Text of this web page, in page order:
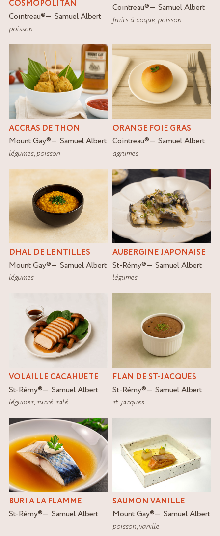
COSMOPOLITAN
Cointreau®
Samuel Albert
poisson
Cointreau®
Samuel Albert
fruits à coque,poisson
ACCRAS DE THON
Mount Gay®
Samuel Albert
légumes,poisson
ORANGE FOIE GRAS
Cointreau®
Samuel Albert
agrumes
DHAL DE LENTILLES
Mount Gay®
Samuel Albert
légumes
AUBERGINE JAPONAISE
St-Rémy®
Samuel Albert
légumes
VOLAILLE CACAHUETE
St-Rémy®
Samuel Albert
légumes,sucré-salé
FLAN DE ST-JACQUES
St-Rémy®
Samuel Albert
st-jacques
BURI A LA FLAMME
St-Rémy® Samuel Albert
SAUMON VANILLE
Mount Gay®
Samuel Albert
poisson,vanille